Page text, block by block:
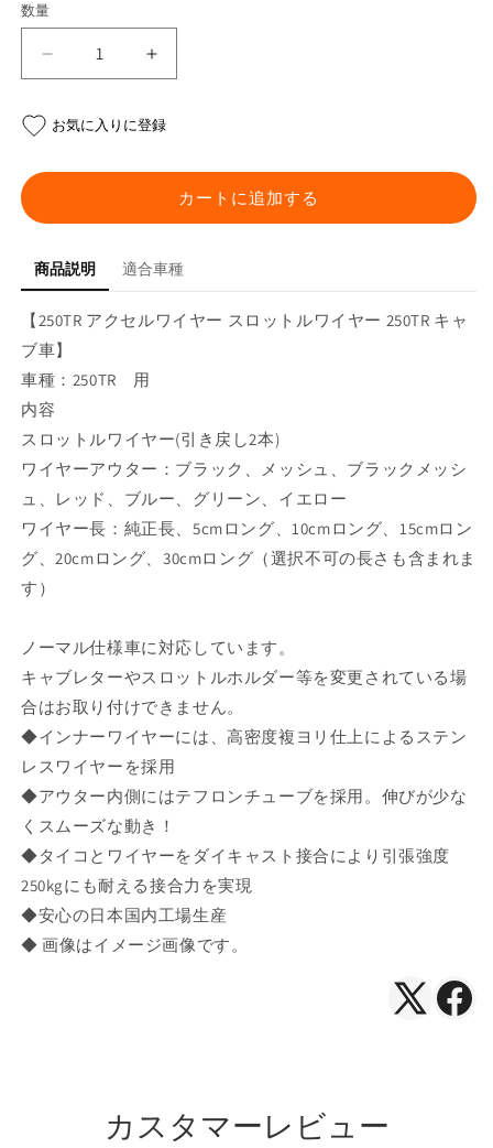
数量
250TR
ク
ル
イ
ー
数
量
を
減
ら
す
250TR
ク
ル
イ
ー
数
や
お気に入りに登録
カートに追加する
商品説明 適合車種
【250TR アクセルワイヤー スロットルワイヤー 250TR キャ
ブ車】
車種：250TR 用
内容
スロットルワイヤー(引き戻し2本)
ワイヤーアウター：ブラック、メッシュ、ブラックメッシ
ュ、レッド、ブルー、グリーン、イエロー
ワイヤー長：純正長、5cmロング、10cmロング、15cmロン
グ、20cmロング、30cmロング（選択不可の長さも含まれま
す）
ノーマル仕様車に対応しています。
キャブレターやスロットルホルダー等を変更されている場
合はお取り付けできません。
◆インナーワイヤーには、高密度複ヨリ仕上によるステン
レスワイヤーを採用
◆アウター内側にはテフロンチューブを採用。伸びが少な
くスムーズな動き！
◆タイコとワイヤーをダイキャスト接合により引張強度
250kgにも耐える接合力を実現
◆安心の日本国内工場生産
◆ 画像はイメージ画像です。
X（Twitter
カスタマーレビュー